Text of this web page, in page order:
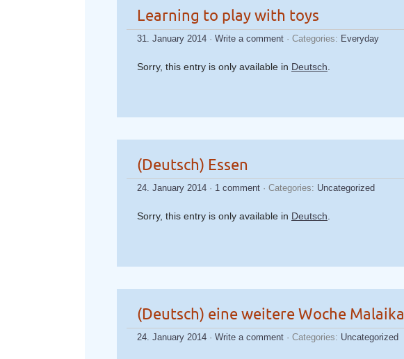
Learning to play with toys
31. January 2014 · Write a comment · Categories: Everyday
Sorry, this entry is only available in Deutsch
(Deutsch) Essen
24. January 2014 · 1 comment · Categories: Uncategorized
Sorry, this entry is only available in Deutsch
(Deutsch) eine weitere Woche Malaika
24. January 2014 · Write a comment · Categories: Uncategorized